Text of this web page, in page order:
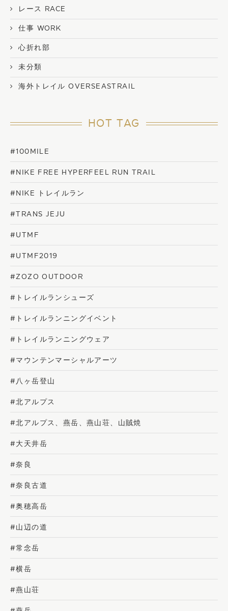
レース RACE
仕事 WORK
心折れ部
未分類
海外トレイル OVERSEASTRAIL
HOT TAG
#100MILE
#NIKE FREE HYPERFEEL RUN TRAIL
#NIKE トレイルラン
#TRANS JEJU
#UTMF
#UTMF2019
#ZOZO OUTDOOR
#トレイルランシューズ
#トレイルランニングイベント
#トレイルランニングウェア
#マウンテンマーシャルアーツ
#八ヶ岳登山
#北アルプス
#北アルプス、燕岳、燕山荘、山賊焼
#大天井岳
#奈良
#奈良古道
#奥穂高岳
#山辺の道
#常念岳
#横岳
#燕山荘